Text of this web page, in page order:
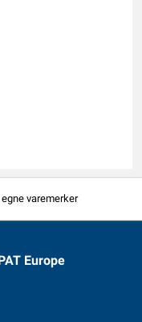
varemerker
Europe